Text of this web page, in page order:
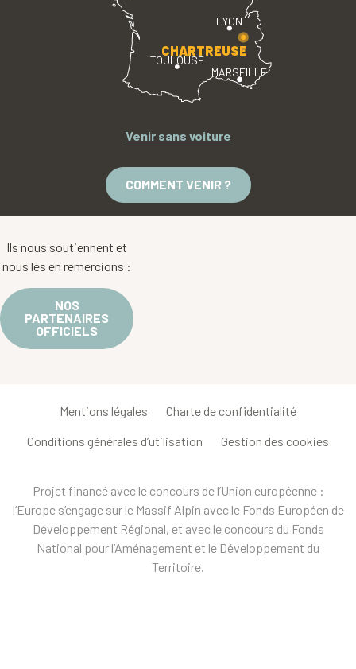
LYON
TOULOUSE
MARSEILLE
CHARTREUSE
Venir sans voiture
COMMENT VENIR ?
Ils nous soutiennent et
nous les en remercions :
NOS
PARTENAIRES
OFFICIELS
Mentions légales Charte de confidentialité
Conditions générales d’utilisation Gestion des cookies
Projet financé avec le concours de l’Union européenne :
l’Europe s’engage sur le Massif Alpin avec le Fonds Européen de
Développement Régional, et avec le concours du Fonds
National pour l’Aménagement et le Développement du
Territoire.